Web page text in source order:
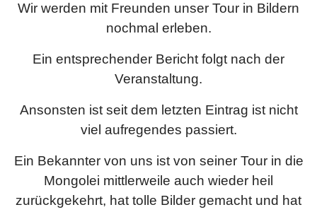
Wir werden mit Freunden unser Tour in Bildern
nochmal erleben.
Ein entsprechender Bericht folgt nach der
Veranstaltung.
Ansonsten ist seit dem letzten Eintrag ist nicht
viel aufregendes passiert.
Ein Bekannter von uns ist von seiner Tour in die
Mongolei mittlerweile auch wieder heil
zurückgekehrt, hat tolle Bilder gemacht und hat